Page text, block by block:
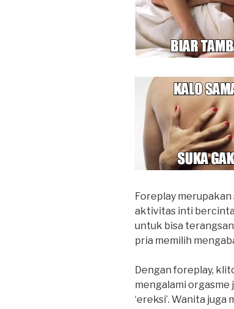
Foreplay
aktivitas inti
untuk bisa
pria memilih
Dengan foreplay,
mengalami
‘ereksi’. Wanita